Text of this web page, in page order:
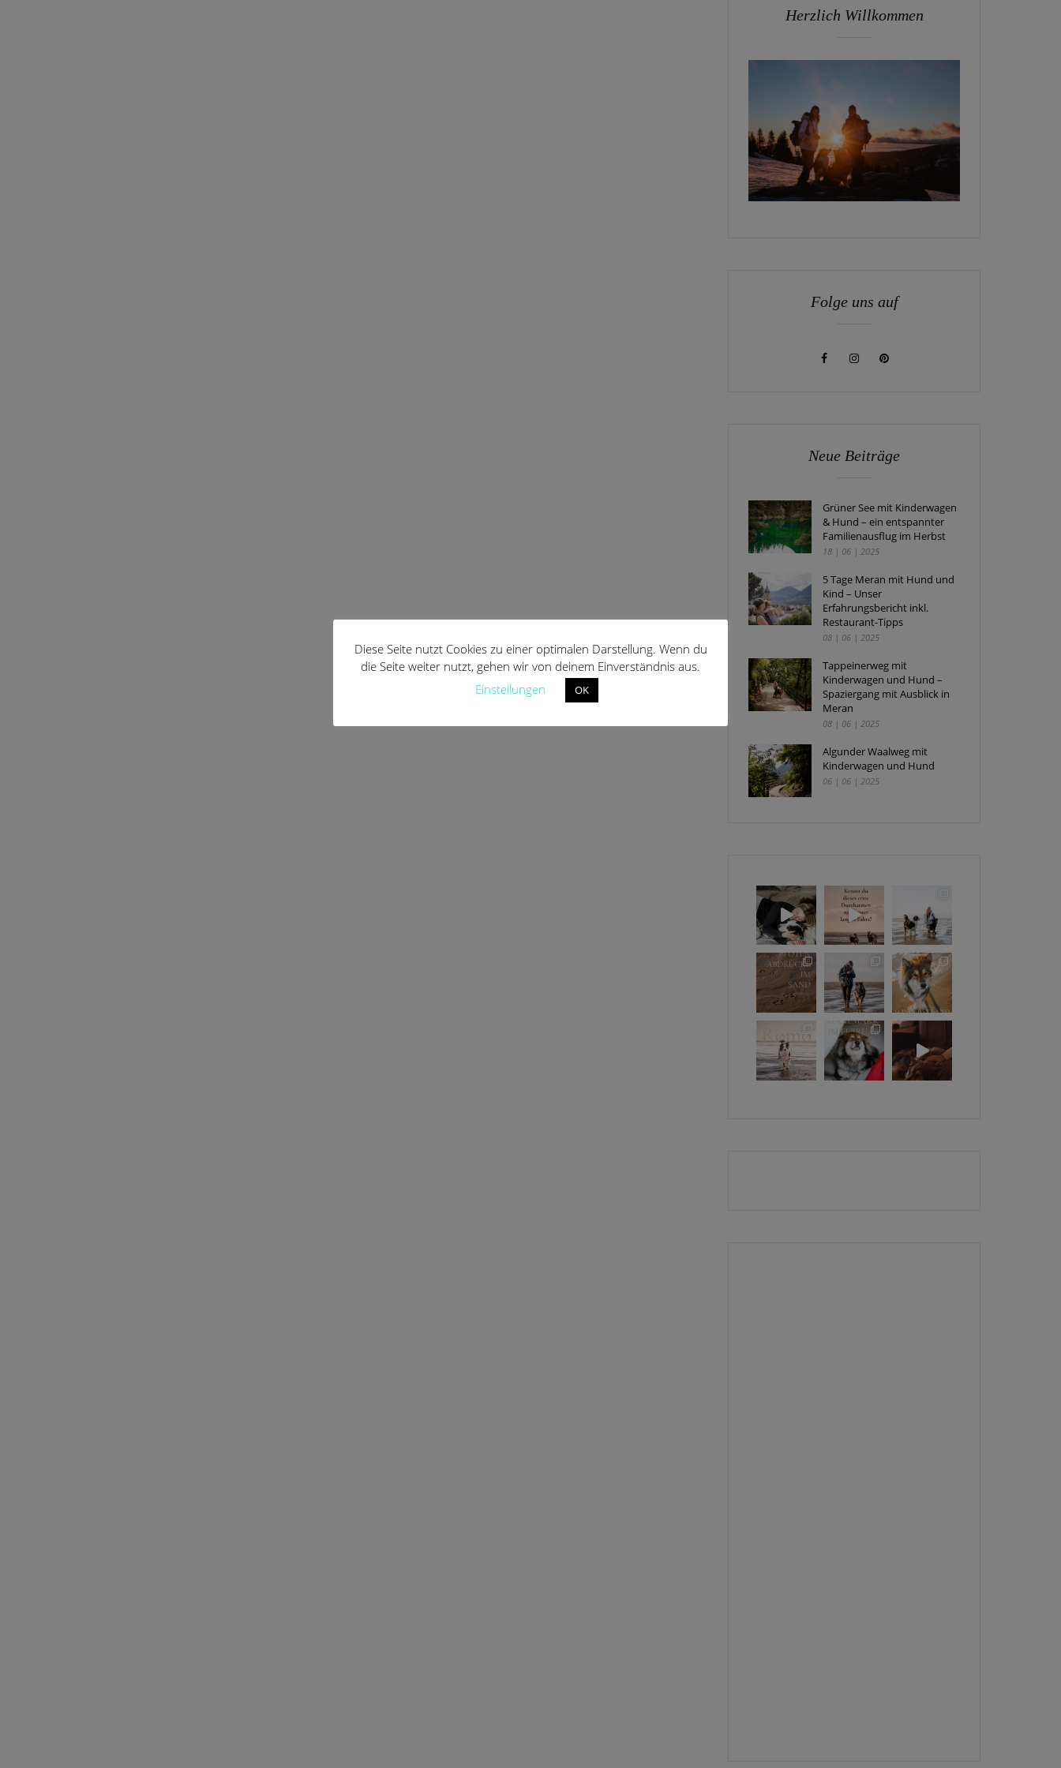
Herzlich Willkommen
Folge uns auf
Neue Beiträge
Grüner See mit Kinderwagen
& Hund – ein entspannter
Familienausflug im Herbst
18 | 06 | 2025
5 Tage Meran mit Hund und
Kind – Unser
Erfahrungsbericht inkl.
Restaurant-Tipps
08 | 06 | 2025
Tappeinerweg mit
Kinderwagen und Hund –
Spaziergang mit Ausblick in
Meran
08 | 06 | 2025
Algunder Waalweg mit
Kinderwagen und Hund
06 | 06 | 2025
Diese Seite nutzt Cookies zu einer optimalen Darstellung. Wenn du
die Seite weiter nutzt, gehen wir von deinem Einverständnis aus.
Einstellungen
OK